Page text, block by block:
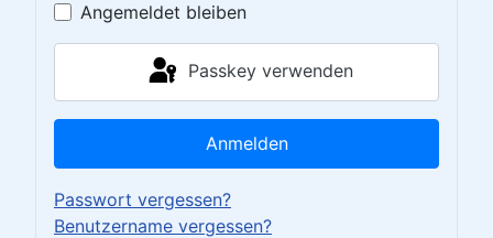
Angemeldet bleiben
Passkey verwenden
Anmelden
Passwort vergessen?
Benutzername vergessen?